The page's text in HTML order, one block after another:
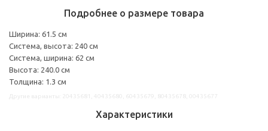
Подробнее о размере товара
Ширина: 61.5 см
Система, высота: 240 см
Система, ширина: 62 см
Высота: 240.0 см
Толщина: 1.3 см
Характеристики